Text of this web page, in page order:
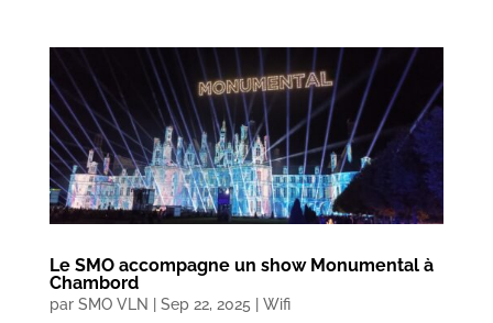
Le SMO accompagne un show Monumental à
Chambord
par SMO VLN | Sep 22, 2025 | Wifi